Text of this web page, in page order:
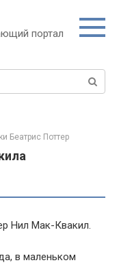
портал
Беатрис Поттер
Нил Мак-Квакил.
в маленьком